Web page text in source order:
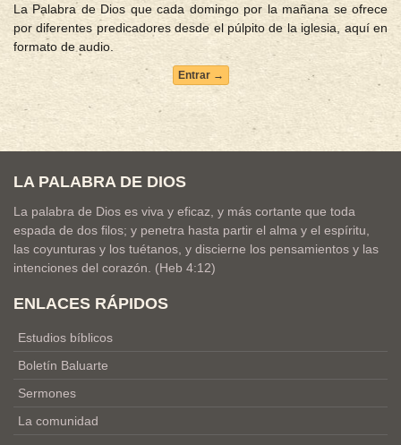
La Palabra de Dios que cada domingo por la mañana se ofrece
por diferentes predicadores desde el púlpito de la iglesia, aquí en
formato de audio.
Entrar →
LA PALABRA DE DIOS
La palabra de Dios es viva y eficaz, y más cortante que toda
espada de dos filos; y penetra hasta partir el alma y el espíritu,
las coyunturas y los tuétanos, y discierne los pensamientos y las
intenciones del corazón. (Heb 4:12)
ENLACES RÁPIDOS
Estudios bíblicos
Boletín Baluarte
Sermones
La comunidad